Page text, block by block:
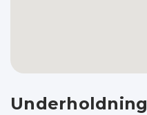
Underholdning